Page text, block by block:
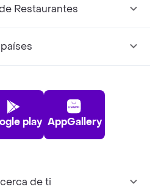
Restaurantes
play AppGallery
de ti